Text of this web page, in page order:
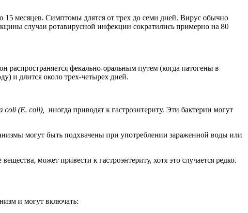
15 месяцев. Симптомы длятся от трех до семи дней. Вирус обычно
случаи ротавирусной инфекции сократились примерно на 80
фекально-оральным путем (когда патогены в
и длится около трех-четырех дней.
coli (E. coli), иногда приводят к гастроэнтериту. Эти бактерии могут
могут быть подхвачены при употреблении зараженной воды или
может привести к гастроэнтериту, хотя это случается редко.
и могут включать: